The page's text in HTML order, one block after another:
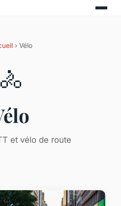
› Vélo
🚴
et vélo de route